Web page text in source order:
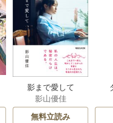
影まで愛して
影山優佳
無料立読み